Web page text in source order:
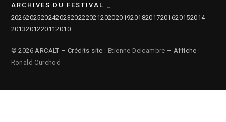
ARCHIVES DU FESTIVAL
2026202520242023202220212020201920182017201620152014
2013201220112010
© 2026 ARCALT – Crédits site : Etienne Delcambre – Affiche :
Ronald Curchod